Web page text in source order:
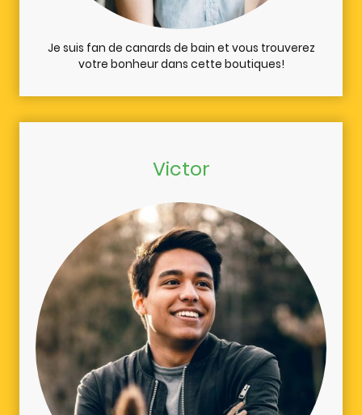
Je suis fan de canards de bain et vous trouverez
votre bonheur dans cette boutiques!
Victor